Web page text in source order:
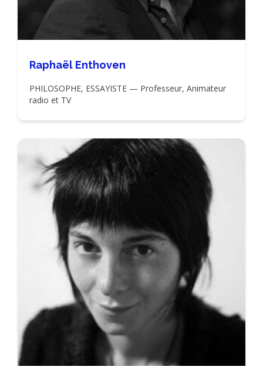
Raphaël Enthoven
PHILOSOPHE, ESSAYISTE — Professeur, Animateur
radio et TV